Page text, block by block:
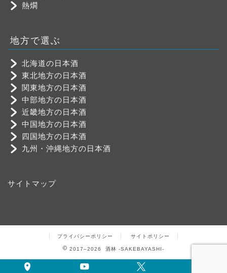
熱燗
地方で選ぶ
北海道の日本酒
東北地方の日本酒
関東地方の日本酒
中部地方の日本酒
近畿地方の日本酒
中国地方の日本酒
四国地方の日本酒
九州・沖縄地方の日本酒
サイトマップ
プライバシーポリシー サイトポリシー
2017–2026 酒林 -SAKEBAYASHI-